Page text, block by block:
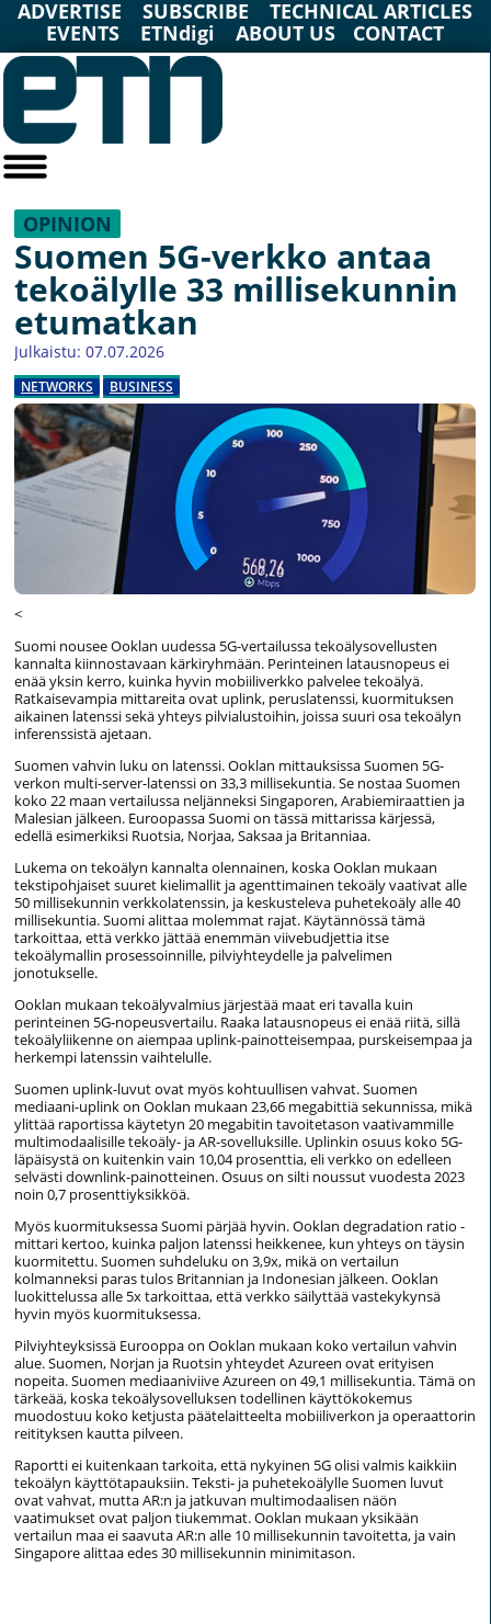
ADVERTISE SUBSCRIBE
TECHNICAL ARTICLES
EVENTS
ETNdigi ABOUT US CONTACT
OPINION
Suomen 5G-verkko antaa
tekoälylle 33 millisekunnin
etumatkan
Julkaistu: 07.07.2026
NETWORKS BUSINESS
<
Suomi nousee Ooklan uudessa 5G-vertailussa tekoälysovellusten
kannalta kiinnostavaan kärkiryhmään. Perinteinen latausnopeus ei
enää yksin kerro, kuinka hyvin mobiiliverkko palvelee tekoälyä.
Ratkaisevampia mittareita ovat uplink, peruslatenssi, kuormituksen
aikainen latenssi sekä yhteys pilvialustoihin, joissa suuri osa tekoälyn
inferenssistä ajetaan.
Suomen vahvin luku on latenssi. Ooklan mittauksissa Suomen 5G-
verkon multi-server-latenssi on 33,3 millisekuntia. Se nostaa Suomen
koko 22 maan vertailussa neljänneksi Singaporen, Arabiemiraattien ja
Malesian jälkeen. Euroopassa Suomi on tässä mittarissa kärjessä,
edellä esimerkiksi Ruotsia, Norjaa, Saksaa ja Britanniaa.
Lukema on tekoälyn kannalta olennainen, koska Ooklan mukaan
tekstipohjaiset suuret kielimallit ja agenttimainen tekoäly vaativat alle
50 millisekunnin verkkolatenssin, ja keskusteleva puhetekoäly alle 40
millisekuntia. Suomi alittaa molemmat rajat. Käytännössä tämä
tarkoittaa, että verkko jättää enemmän viivebudjettia itse
tekoälymallin prosessoinnille, pilviyhteydelle ja palvelimen
jonotukselle.
Ooklan mukaan tekoälyvalmius järjestää maat eri tavalla kuin
perinteinen 5G-nopeusvertailu. Raaka latausnopeus ei enää riitä, sillä
tekoälyliikenne on aiempaa uplink-painotteisempaa, purskeisempaa ja
herkempi latenssin vaihtelulle.
Suomen uplink-luvut ovat myös kohtuullisen vahvat. Suomen
mediaani-uplink on Ooklan mukaan 23,66 megabittiä sekunnissa, mikä
ylittää raportissa käytetyn 20 megabitin tavoitetason vaativammille
multimodaalisille tekoäly- ja AR-sovelluksille. Uplinkin osuus koko 5G-
läpäisystä on kuitenkin vain 10,04 prosenttia, eli verkko on edelleen
selvästi downlink-painotteinen. Osuus on silti noussut vuodesta 2023
noin 0,7 prosenttiyksikköä.
Myös kuormituksessa Suomi pärjää hyvin. Ooklan degradation ratio -
mittari kertoo, kuinka paljon latenssi heikkenee, kun yhteys on täysin
kuormitettu. Suomen suhdeluku on 3,9x, mikä on vertailun
kolmanneksi paras tulos Britannian ja Indonesian jälkeen. Ooklan
luokittelussa alle 5x tarkoittaa, että verkko säilyttää vastekykynsä
hyvin myös kuormituksessa.
Pilviyhteyksissä Eurooppa on Ooklan mukaan koko vertailun vahvin
alue. Suomen, Norjan ja Ruotsin yhteydet Azureen ovat erityisen
nopeita. Suomen mediaaniviive Azureen on 49,1 millisekuntia. Tämä on
tärkeää, koska tekoälysovelluksen todellinen käyttökokemus
muodostuu koko ketjusta päätelaitteelta mobiiliverkon ja operaattorin
reitityksen kautta pilveen.
Raportti ei kuitenkaan tarkoita, että nykyinen 5G olisi valmis kaikkiin
tekoälyn käyttötapauksiin. Teksti- ja puhetekoälylle Suomen luvut
ovat vahvat, mutta AR:n ja jatkuvan multimodaalisen näön
vaatimukset ovat paljon tiukemmat. Ooklan mukaan yksikään
vertailun maa ei saavuta AR:n alle 10 millisekunnin tavoitetta, ja vain
Singapore alittaa edes 30 millisekunnin minimitason.